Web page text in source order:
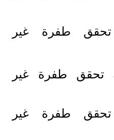
تحقق طفرة غير
تحقق طفرة غير